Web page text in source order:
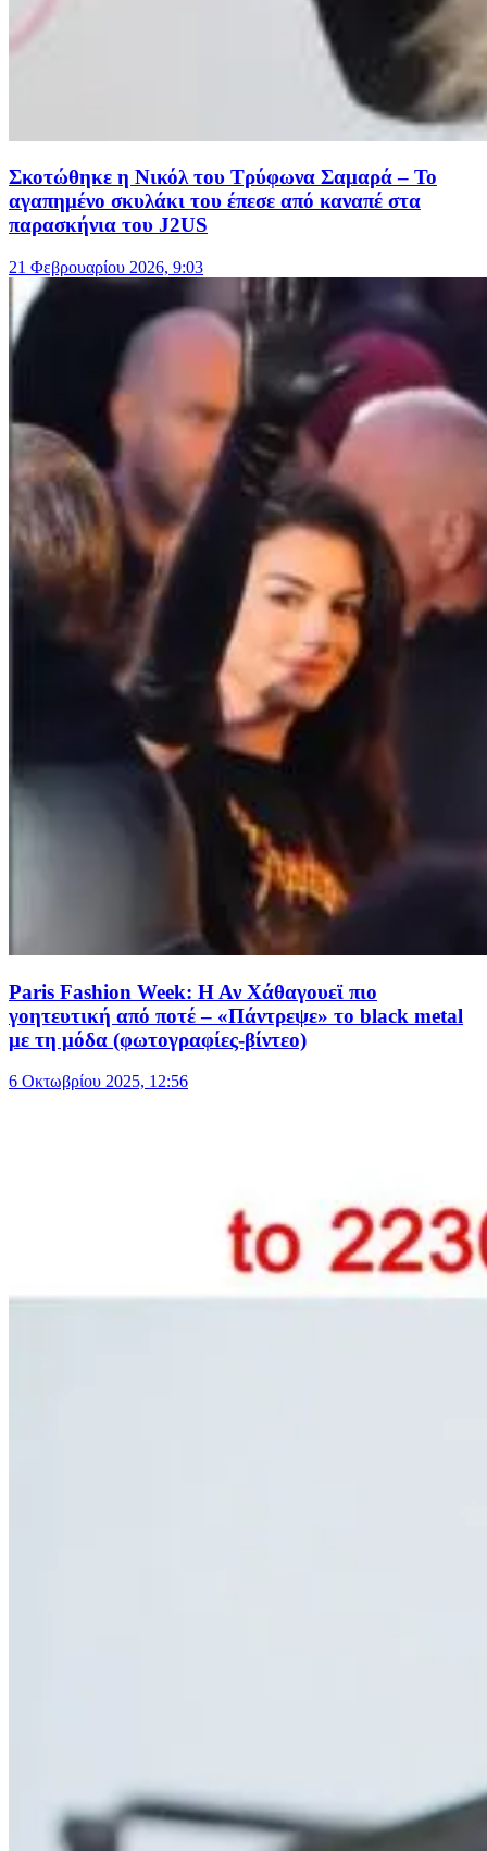
Σκοτώθηκε η Νικόλ του Τρύφωνα Σαμαρά – Το
αγαπημένο σκυλάκι του έπεσε από καναπέ στα
παρασκήνια του J2US
21 Φεβρουαρίου 2026, 9:03
Paris Fashion Week: Η Αν Χάθαγουεϊ πιο
γοητευτική από ποτέ – «Πάντρεψε» το black metal
με τη μόδα (φωτογραφίες-βίντεο)
6 Οκτωβρίου 2025, 12:56